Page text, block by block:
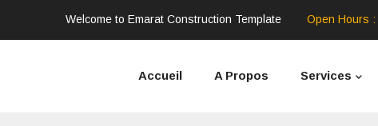
Welcome to Emarat Construction Template Open Hours :
Accueil A Propos Services